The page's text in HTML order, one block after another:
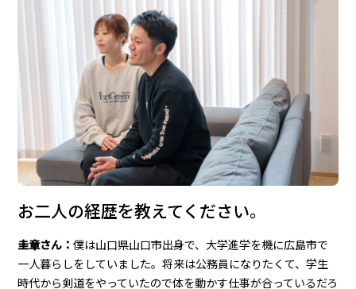
お二人の経歴を教えてください。
圭章さん：僕は山口県山口市出身で、大学進学を機に広島市で
一人暮らしをしていました。将来は公務員になりたくて、学生
時代から剣道をやっていたので体を動かす仕事が合っているだろ